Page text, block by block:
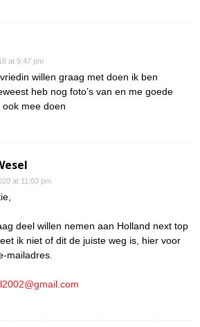
at 9:47 pm
willen graag met doen ik ben
heb nog foto’s van en me goede
ook mee doen
at 11:03 pm
deel willen nemen aan Holland next top
ik niet of dit de juiste weg is, hier voor
mailadres.